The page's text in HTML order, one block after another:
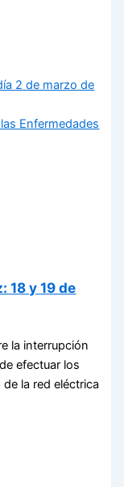
2 de marzo de
Enfermedades
18 y 19 de
la interrupción
efectuar los
la red eléctrica